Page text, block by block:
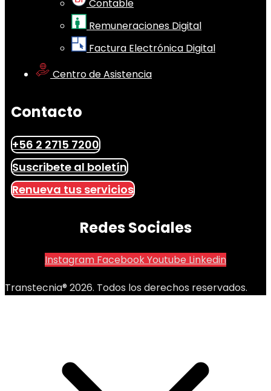
Contable
Remuneraciones Digital
Factura Electrónica Digital
Centro de Asistencia
Contacto
+56 2 2715 7200
Suscribete al boletín
Renueva tus servicios
Redes Sociales
Instagram FacebookYoutube Linkedin
Transtecnia® 2026. Todos los derechos reservados.